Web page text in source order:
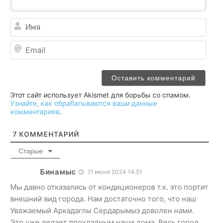
Этот сайт использует Akismet для борьбы со спамом.
Узнайте, как обрабатываются ваши данные
комментариев.
7 КОММЕНТАРИЙ
Старые
Бинамыс 11 июня 2024 14:51
Мы давно отказались от кондиционеров т.к. это портит
внешний вид города. Нам достаточно того, что наш
Уважаемый Аркадаглы Сердарымыз доволен нами.